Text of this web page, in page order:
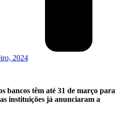
2024
bancos têm até 31 de março para
instituições já anunciaram a